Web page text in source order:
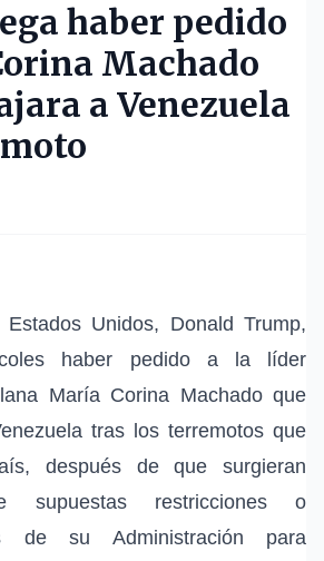
haber pedido
Machado
a Venezuela
Unidos, Donald Trump,
haber pedido a la líder
María Corina Machadoque
tras los terremotos que
después de que surgieran
supuestas restricciones o
de su Administración para